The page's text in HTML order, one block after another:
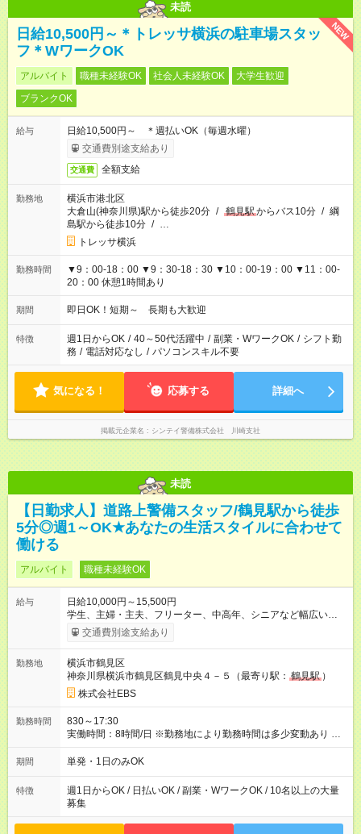
未読
NEW
日給10,500円～＊トレッサ横浜の駐車場スタッ
フ＊WワークOK
アルバイト 職種未経験OK 社会人未経験OK
大学生歓迎
ブランクOK
給与
日給10,500円～ ＊週払いOK（毎週水曜）
交通費別途支給あり
交通費 全額支給
勤務地
横浜市港北区
大倉山(神奈川県)駅から徒歩20分 / 鶴見駅からバス10分 / 綱
島駅から徒歩10分 / …
トレッサ横浜
勤務時間
▼9：00-18：00 ▼9：30-18：30 ▼10：00-19：00 ▼11：00-
20：00 休憩1時間あり
期間 即日OK！短期～ 長期も大歓迎
特徴 週1日からOK / 40～50代活躍中 / 副業・WワークOK / シフト勤
務 / 電話対応なし / パソコンスキル不要
気になる！ 応募する 詳細へ
掲載元企業名 シンテイ警備株式会社 川崎支社
未読
【日勤求人】道路上警備スタッフ/鶴見駅から徒歩
5分◎週1～OK★あなたの生活スタイルに合わせて
働ける
アルバイト 職種未経験OK
給与
日給10,000円～15,500円
学生、主婦・主夫、フリーター、中高年、シニアなど幅広い世
代が活躍中！ 意欲が強い方々が得意を生かして、年齢を問わず
キャリアアップしています！ ◆スタートダッシュに 入社祝金最
支給！ ＜月収例＞ 日給10，000円×22日間＝22万円 ◆昇給あり
資格取得も応援しています♪資格取得費用すべて弊社がお出しし
ます♪ ◆交通費「全額」支給 公共交通機関を利用の履歴を提出
で、交通費全額支給！ 自動車通勤・バイク通勤もOK ◆日当保証
たとえ仕事が1時間で終わっても 日当は全額お支払いします！ ◆
制服貸与 制服は全て無償で貸し出します。保証金は一切いただ
交通費別途支給あり
勤務地
横浜市鶴見区
神奈川県横浜市鶴見区鶴見中央４－５（最寄り駅： 鶴見駅 ）
株式会社EBS
勤務時間
830～17:30
実働時間：8時間/日 ※勤務地により勤務時間は多少変動あり ◆希
望のシフトで働ける！ 希望の勤務日数がありましたらご相談下
さい。 週1日、月1日～の勤務OKです 夜勤・深夜・早朝のお仕
期間 単発・1日のみOK
特徴
週1日からOK / 日払いOK / 副業・WワークOK / 10名以上の大量
募集